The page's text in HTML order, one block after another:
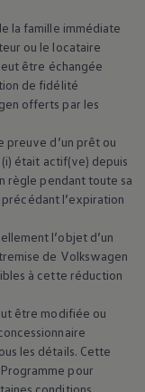
de
numérique
la famille immédiate
ou le locataire
être échangée
de fidélité
offerts par les
preuve d’un prêt ou
(i) était actif(ve) depuis
règle pendant toute sa
l’expiration
l’objet d’un
de Volkswagen
à cette réduction
être modifiée ou
les détails. Cette
pour
conditions